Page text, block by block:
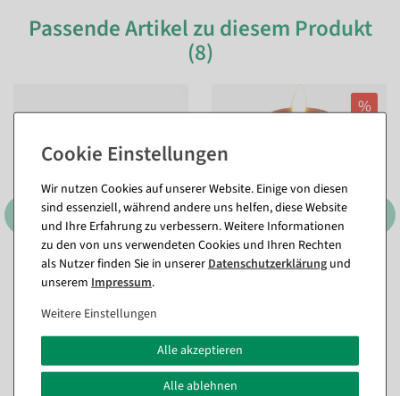
Passende Artikel zu diesem Produkt
(8)
Schwibbogen Lichtbogen
"Waldhütte" 7 Flammig aus
Sofort versandfähig.
47,54 €
39,95 EUR zzgl. ges. MwSt.
%
LED Wachskerzen rund 10
9,46 €
7,95 EUR zzgl. ges. MwSt.
Wir nutzen Cookies auf unserer Website. Einige von diesen
sind essenziell, während andere uns helfen, diese Website
und Ihre Erfahrung zu verbessern. Weitere Informationen
zu den von uns verwendeten Cookies und Ihren Rechten
als Nutzer finden Sie in unsererDaten­schutz­erklärung und
unserem Impressum.
Weitere Einstellungen
Alle akzeptieren
Alle ablehnen